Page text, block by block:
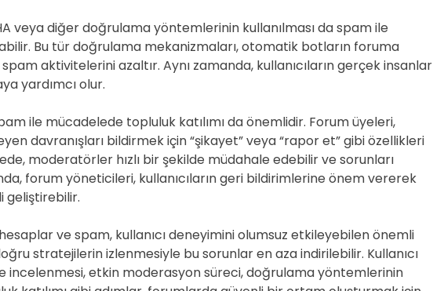
veya diğer doğrulama yöntemlerinin kullanılması da spam ile
Bu tür doğrulama mekanizmaları, otomatik botların foruma
aktivitelerini azaltır. Aynı zamanda, kullanıcıların gerçek insanlar
yardımcı olur.
ile mücadelede topluluk katılımı da önemlidir. Forum üyeleri,
davranışları bildirmek için “şikayet” veya “rapor et” gibi özellikleri
moderatörler hızlı bir şekilde müdahale edebilir ve sorunları
forum yöneticileri, kullanıcıların geri bildirimlerine önem vererek
geliştirebilir.
ve spam, kullanıcı deneyimini olumsuz etkileyebilen önemli
stratejilerin izlenmesiyle bu sorunlar en aza indirilebilir. Kullanıcı
incelenmesi, etkin moderasyon süreci, doğrulama yöntemlerinin